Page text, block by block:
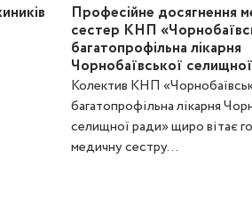
Професійне досягнення
сестер КНП
багатопрофільна лікарня
Чорнобаївської
Колектив КНП
багатопрофільна лікарня
селищної ради» щиро вітає
медичну сестру...